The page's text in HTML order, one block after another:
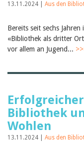
13.11.2024 | Aus den
Bereits seit sechs
«Bibliothek als dritter
vor allem an Jugend...
Bibliothek
Wohlen
13.11.2024 | Aus den